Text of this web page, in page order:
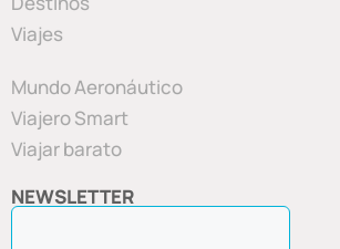
Viajes
Mundo Aeronáutico
Viajero Smart
Viajar barato
NEWSLETTER